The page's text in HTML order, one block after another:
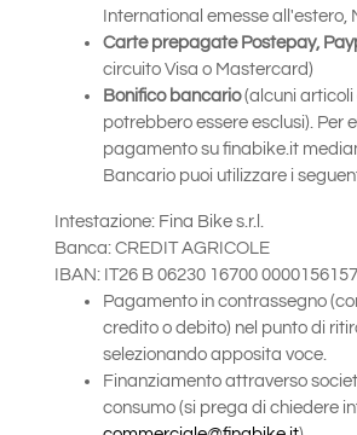
International emesse all'estero,
Carte prepagate Postepay,
circuito Visa o Mastercard)
Bonifico bancario(alcuni articoli
potrebbero essere esclusi). Per
pagamento su finabike.it
Bancario puoi utilizzare i
Intestazione: Fina Bike s.r.l.
Banca: CREDIT AGRICOLE
IBAN: IT26 B 06230 16700
Pagamento in contrassegno
credito o debito) nel punto di
selezionando apposita voce.
Finanziamento attraverso
consumo (si prega di chiedere